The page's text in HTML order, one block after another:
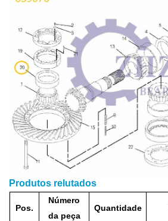
Produtos relutados
Pos.
Número
da peça
Quantidade